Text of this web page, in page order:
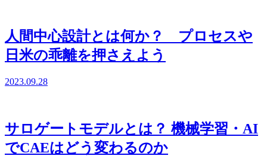
人間中心設計とは何か？ プロセスや
日米の乖離を押さえよう
2023.09.28
サロゲートモデルとは？ 機械学習・AI
でCAEはどう変わるのか